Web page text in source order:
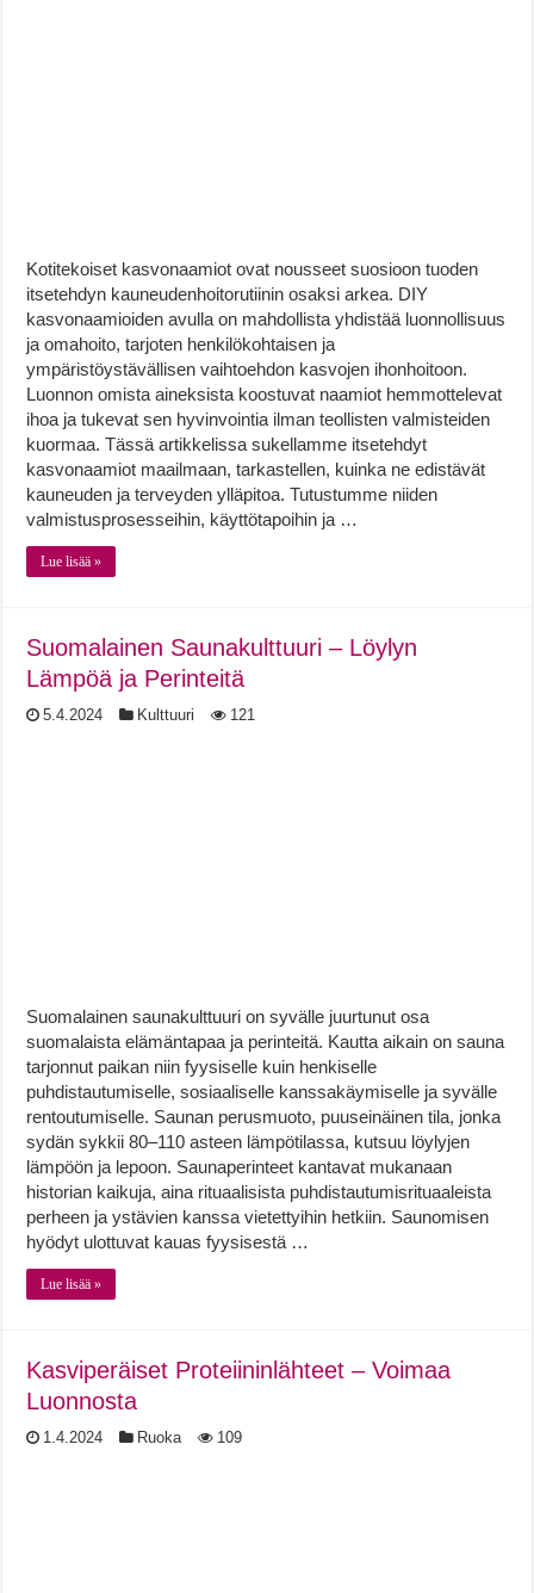
Kotitekoiset kasvonaamiot ovat nousseet suosioon tuoden
itsetehdyn kauneudenhoitorutiinin osaksi arkea. DIY
kasvonaamioiden avulla on mahdollista yhdistää luonnollisuus
ja omahoito, tarjoten henkilökohtaisen ja
ympäristöystävällisen vaihtoehdon kasvojen ihonhoitoon.
Luonnon omista aineksista koostuvat naamiot hemmottelevat
ihoa ja tukevat sen hyvinvointia ilman teollisten valmisteiden
kuormaa. Tässä artikkelissa sukellamme itsetehdyt
kasvonaamiot maailmaan, tarkastellen, kuinka ne edistävät
kauneuden ja terveyden ylläpitoa. Tutustumme niiden
valmistusprosesseihin, käyttötapoihin ja …
Lue lisää »
Suomalainen Saunakulttuuri – Löylyn
Lämpöä ja Perinteitä
5.4.2024 Kulttuuri 121
Suomalainen saunakulttuuri on syvälle juurtunut osa
suomalaista elämäntapaa ja perinteitä. Kautta aikain on sauna
tarjonnut paikan niin fyysiselle kuin henkiselle
puhdistautumiselle, sosiaaliselle kanssakäymiselle ja syvälle
rentoutumiselle. Saunan perusmuoto, puuseinäinen tila, jonka
sydän sykkii 80–110 asteen lämpötilassa, kutsuu löylyjen
lämpöön ja lepoon. Saunaperinteet kantavat mukanaan
historian kaikuja, aina rituaalisista puhdistautumisrituaaleista
perheen ja ystävien kanssa vietettyihin hetkiin. Saunomisen
hyödyt ulottuvat kauas fyysisestä …
Lue lisää »
Kasviperäiset Proteiininlähteet – Voimaa
Luonnosta
1.4.2024 Ruoka 109